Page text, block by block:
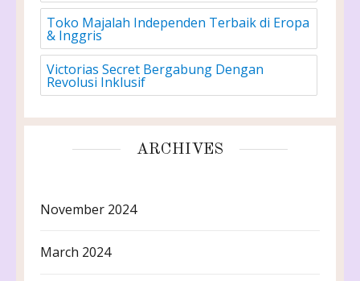
Toko Majalah Independen Terbaik di Eropa
& Inggris
Victorias Secret Bergabung Dengan
Revolusi Inklusif
ARCHIVES
November 2024
March 2024